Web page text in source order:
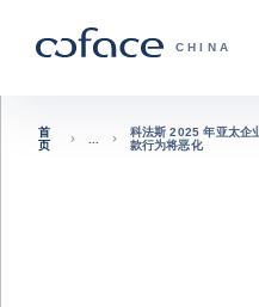
科法斯：携
CHINA
返回首页
首
页
科法斯 2025 年亚太企
款行为将恶化